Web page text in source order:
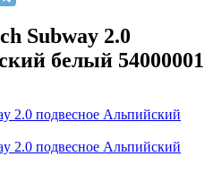
Subway 2.0
белый 54000001